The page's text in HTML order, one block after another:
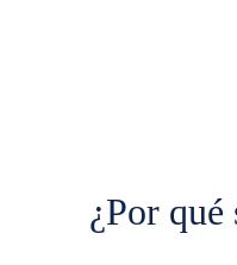
¿Por qué